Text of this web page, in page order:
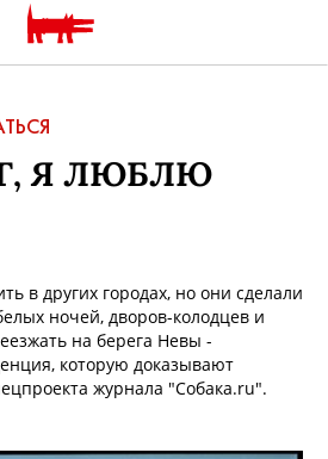
Я ЛЮБЛЮ
в других городах, но они сделали
ночей, дворов-колодцев и
на берега Невы -
которую доказывают
журнала "Собака.ru".